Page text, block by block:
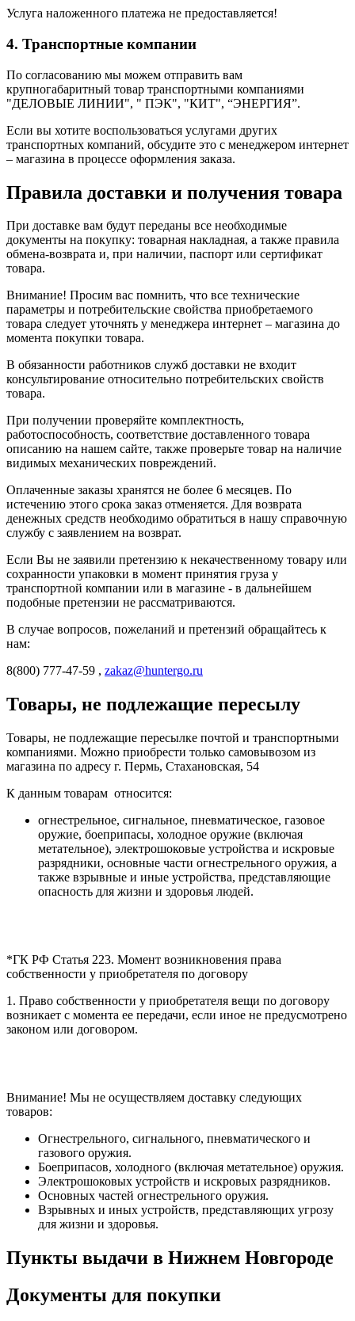
Услуга наложенного платежа не предоставляется!
4. Транспортные компании
По согласованию мы можем отправить вам
крупногабаритный товар транспортными компаниями
"ДЕЛОВЫЕ ЛИНИИ", " ПЭК", "КИТ", “ЭНЕРГИЯ”.
Если вы хотите воспользоваться услугами других
транспортных компаний, обсудите это с менеджером интернет
– магазина в процессе оформления заказа.
Правила доставки и получения товара
При доставке вам будут переданы все необходимые
документы на покупку: товарная накладная, а также правила
обмена-возврата и, при наличии, паспорт или сертификат
товара.
Внимание! Просим вас помнить, что все технические
параметры и потребительские свойства приобретаемого
товара следует уточнять у менеджера интернет – магазина до
момента покупки товара.
В обязанности работников служб доставки не входит
консультирование относительно потребительских свойств
товара.
При получении проверяйте комплектность,
работоспособность, соответствие доставленного товара
описанию на нашем сайте, также проверьте товар на наличие
видимых механических повреждений.
Оплаченные заказы хранятся не более 6 месяцев. По
истечению этого срока заказ отменяется. Для возврата
денежных средств необходимо обратиться в нашу справочную
службу с заявлением на возврат.
Если Вы не заявили претензию к некачественному товару или
сохранности упаковки в момент принятия груза у
транспортной компании или в магазине - в дальнейшем
подобные претензии не рассматриваются.
В случае вопросов, пожеланий и претензий обращайтесь к
нам:
8(800) 777-47-59 , zakaz@huntergo.ru
Товары, не подлежащие пересылу
Товары, не подлежащие пересылке почтой и транспортными
компаниями. Можно приобрести только самовывозом из
магазина по адресу г. Пермь, Стахановская, 54
К данным товарам относится:
огнестрельное, сигнальное, пневматическое, газовое
оружие, боеприпасы, холодное оружие (включая
метательное), электрошоковые устройства и искровые
разрядники, основные части огнестрельного оружия, а
также взрывные и иные устройства, представляющие
опасность для жизни и здоровья людей.
*ГК РФ Статья 223. Момент возникновения права
собственности у приобретателя по договору
1. Право собственности у приобретателя вещи по договору
возникает с момента ее передачи, если иное не предусмотрено
законом или договором.
Внимание! Мы не осуществляем доставку следующих
товаров:
Огнестрельного, сигнального, пневматического и
газового оружия.
Боеприпасов, холодного (включая метательное) оружия.
Электрошоковых устройств и искровых разрядников.
Основных частей огнестрельного оружия.
Взрывных и иных устройств, представляющих угрозу
для жизни и здоровья.
Пункты выдачи в Нижнем Новгороде
Документы для покупки